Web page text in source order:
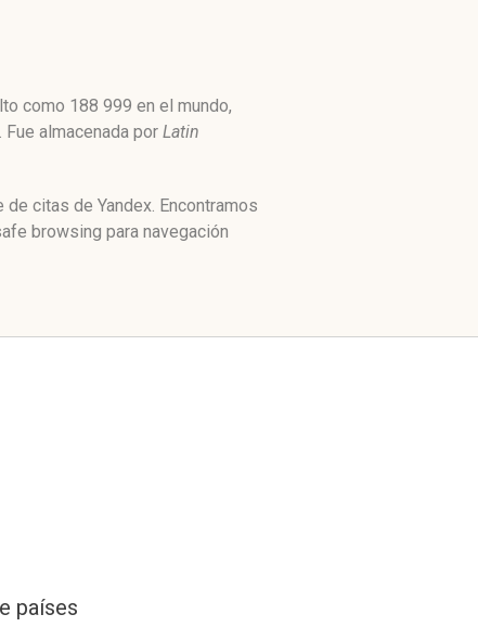
como 188 999 en el mundo,
almacenada por Latin
citas de Yandex. Encontramos
browsing para navegación
países